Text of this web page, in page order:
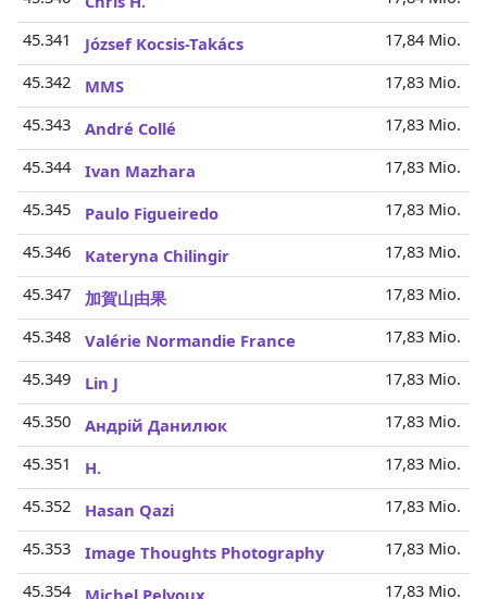
45.341
József Kocsis-Takács
17,84 Mio.
45.342
MMS
17,83 Mio.
45.343
André Collé
17,83 Mio.
45.344
Ivan Mazhara
17,83 Mio.
45.345
Paulo Figueiredo
17,83 Mio.
45.346
Kateryna Chilingir
17,83 Mio.
45.347
加賀山由果
17,83 Mio.
45.348
Valérie Normandie France
17,83 Mio.
45.349
Lin J
17,83 Mio.
45.350
Андрій Данилюк
17,83 Mio.
45.351
H.
17,83 Mio.
45.352
Hasan Qazi
17,83 Mio.
45.353
Image Thoughts Photography
17,83 Mio.
45.354
Michel Pelvoux 17,83 Mio.